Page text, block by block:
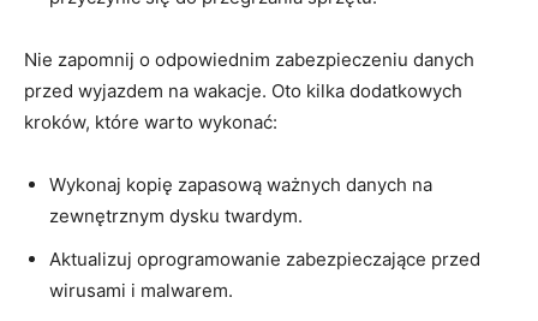
Nie zapomnij o odpowiednim ‌zabezpieczeniu danych
przed wyjazdem na wakacje. ⁣Oto kilka dodatkowych
kroków, które warto wykonać:
Wykonaj kopię ‌zapasową ważnych danych na
zewnętrznym dysku twardym.
Aktualizuj oprogramowanie zabezpieczające przed
wirusami i malwarem.